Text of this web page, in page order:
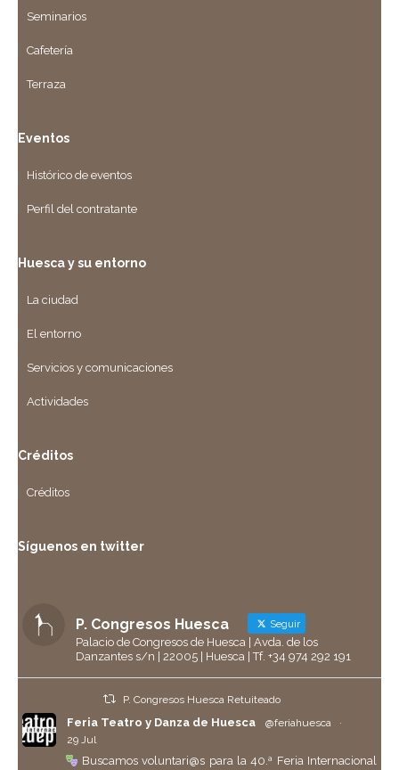
Seminarios
Cafetería
Terraza
Eventos
Histórico de eventos
Perfil del contratante
Huesca y su entorno
La ciudad
El entorno
Servicios y comunicaciones
Actividades
Créditos
Créditos
Síguenos en twitter
P. Congresos Huesca Seguir
Palacio de Congresos de Huesca | Avda. de los
Danzantes s/n | 22005 | Huesca | Tf. +34 974 292 191
P. Congresos Huesca Retuiteado
Feria Teatro y Danza de Huesca @feriahuesca
·
29 Jul
Buscamos voluntari@s para la 40.ª Feria Internacional